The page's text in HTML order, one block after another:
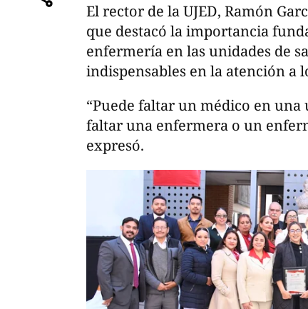
comparte
El rector de la UJED, Ramón
que destacó la importancia
enfermería en las unidades de
indispensables en la atención a
“Puede faltar un médico en
faltar una enfermera o un
expresó.